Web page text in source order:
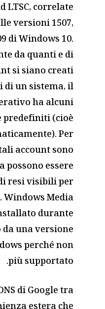
LTSC, correlate
versioni 1507,
di Windows 10.
da quanti e di
si siano creati
un sistema, il
ha alcuni
predefiniti (cioè
Per
account sono
essere
resi visibili per
Media
durante
una versione
perché non
più supportato.
di Google tra